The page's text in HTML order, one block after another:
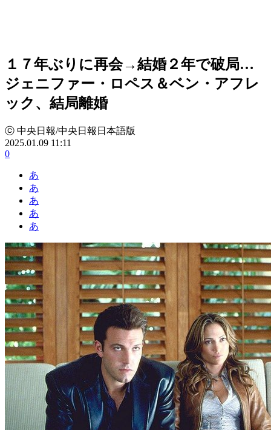
１７年ぶりに再会→結婚２年で破局…
ジェニファー・ロペス＆ベン・アフレ
ック、結局離婚
ⓒ 中央日報/中央日報日本語版
2025.01.09 11:11
0
あ
あ
あ
あ
あ